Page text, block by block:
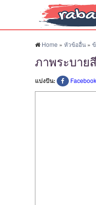
Home » หัวข้ออื่น »
ภาพระบาย
แบ่งปัน: Facebook